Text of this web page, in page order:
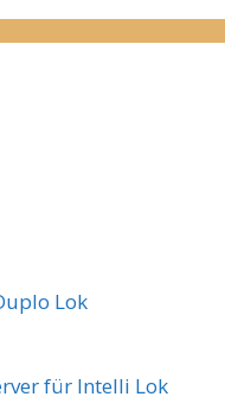
Lok
für Intelli Lok